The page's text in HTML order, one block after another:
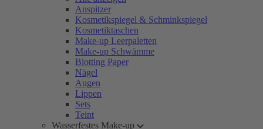
Anspitzer
Kosmetikspiegel & Schminkspiegel
Kosmetiktaschen
Make-up Leerpaletten
Make-up Schwämme
Blotting Paper
Nägel
Augen
Lippen
Sets
Teint
Wasserfestes Make-up